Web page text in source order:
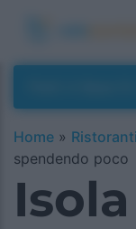
Home » Ristoranti
spendendo poco